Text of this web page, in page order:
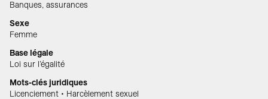
Banques, assurances
Sexe
Femme
Base légale
Loi sur l’égalité
Mots-clés juridiques
Licenciement • Harcèlement sexuel